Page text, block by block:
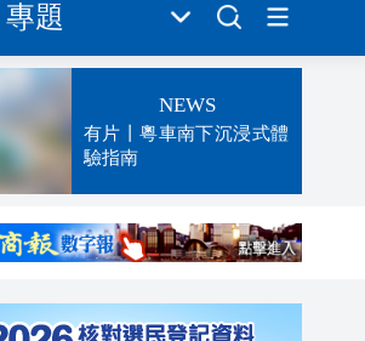
專題
NEWS
有片丨粵車南下沉浸式體
驗指南